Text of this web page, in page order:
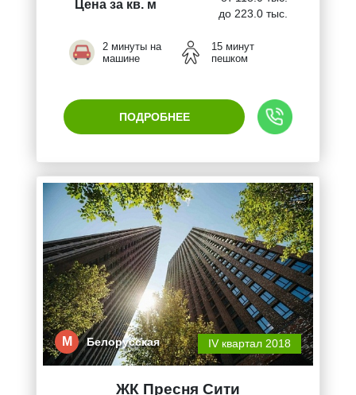
Цена за кв. м
до 223.0 тыс.
2 минуты на
машине
15 минут
пешком
ПОДРОБНЕЕ
М Белорусская IV квартал 2018
ЖК Пресня Сити